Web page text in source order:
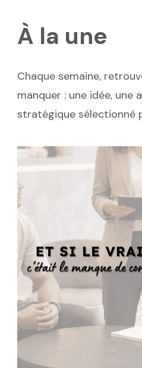
À la une
Chaque semaine,
manquer : une idée, une
stratégique sélectionné